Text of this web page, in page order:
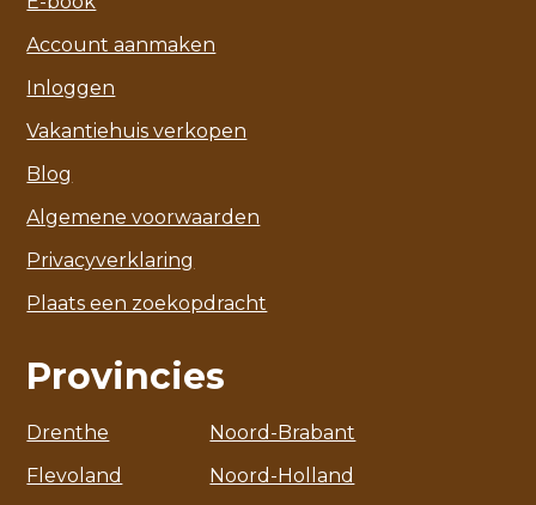
Account aanmaken
Inloggen
Vakantiehuis verkopen
Blog
Algemene voorwaarden
Privacyverklaring
Plaats een zoekopdracht
Provincies
Drenthe
Flevoland
Noord-Brabant
Noord-Holland